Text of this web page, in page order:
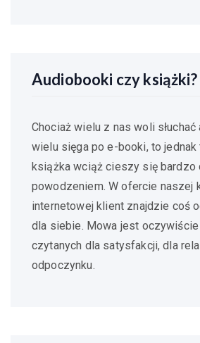
Audiobooki czy książki?
Chociaż wielu z nas woli słuchać
wielu sięga po e-booki, to jednak
książka wciąż cieszy się bardzo
powodzeniem. W ofercie naszej
internetowej klient znajdzie coś
dla siebie. Mowa jest
czytanych dla satysfakcji, dla
odpoczynku.